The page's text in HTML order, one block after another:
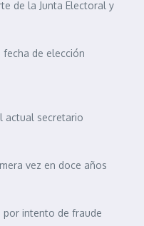
de la Junta Electoral y
de elección
actual secretario
vez en doce años
por intento de fraude